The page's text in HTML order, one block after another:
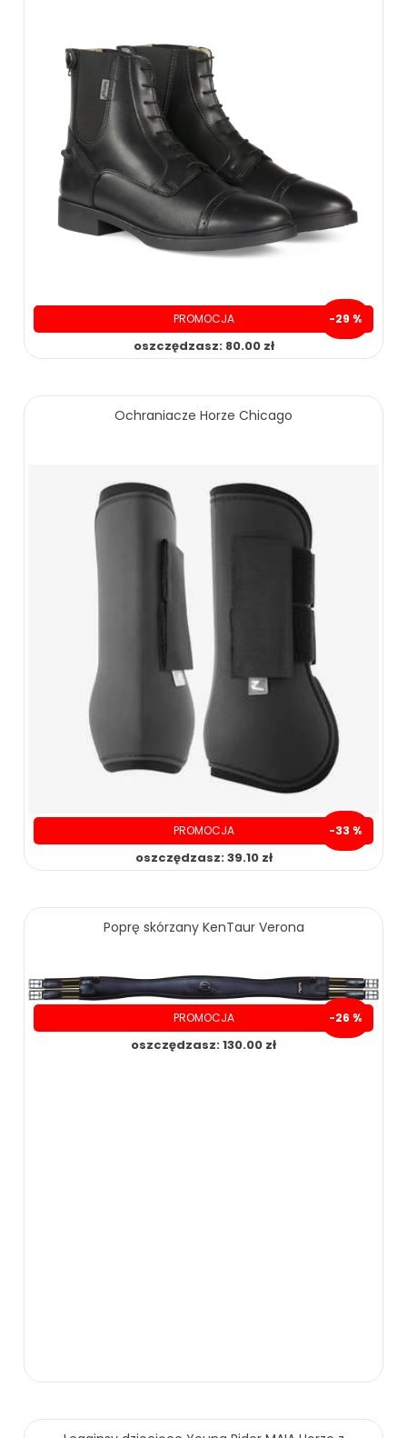
PROMOCJA -29 %
oszczędzasz: 80.00 zł
Ochraniacze Horze Chicago
PROMOCJA -33 %
oszczędzasz: 39.10 zł
Poprę skórzany KenTaur Verona
PROMOCJA -26 %
oszczędzasz: 130.00 zł